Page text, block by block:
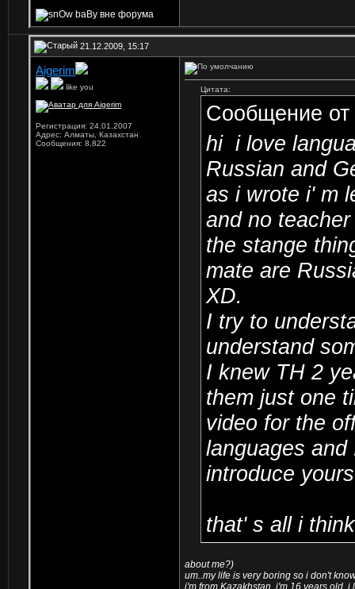
21.12.2009, 15:17
Aigerim
like you
Регистрация: 24.01.2007
Адрес: Алматы, Казахстан
Сообщения: 8,822
Цитата:
Сообщение от
hi i love
Russian and
as i wrote i' m
and no teacher
the stange
mate are
XD.
I try to
understand
I knew TH 2
them just one
video for the
languages
introduce
that' s all i
about me?)
um..my life is very boring so i don't
i'm from Kazakhstan, i'm 16 years old. i